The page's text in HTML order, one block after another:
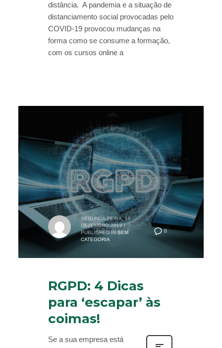
distância. A pandemia e a situação de
distanciamento social provocadas pelo
COVID-19 provocou mudanças na
forma como se consume a formação,
com os cursos online a
0
SEGUNDA-FEIRA, 16
DEZEMBRO 2019 /
PUBLISHED IN SEM
CATEGORIA
RGPD: 4 Dicas
para ‘escapar’ às
coimas!
Se a sua empresa está